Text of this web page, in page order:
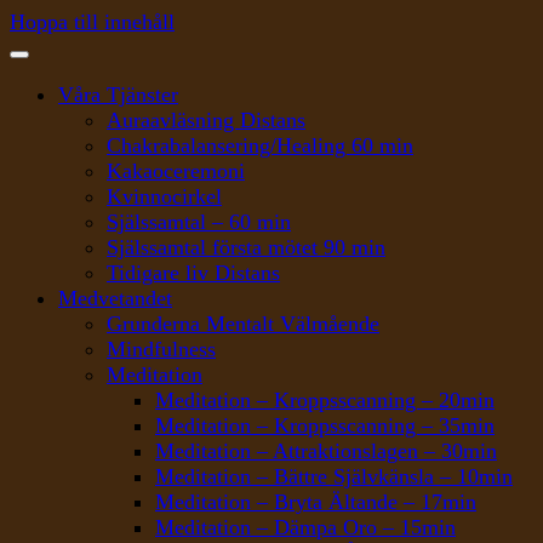
Hoppa till innehåll
Våra Tjänster
Auraavläsning Distans
Chakrabalansering/Healing 60 min
Kakaoceremoni
Kvinnocirkel
Själssamtal – 60 min
Själssamtal första mötet 90 min
Tidigare liv Distans
Medvetandet
Grunderna Mentalt Välmående
Mindfulness
Meditation
Meditation – Kroppsscanning – 20min
Meditation – Kroppsscanning – 35min
Meditation – Attraktionslagen – 30min
Meditation – Bättre Självkänsla – 10min
Meditation – Bryta Ältande – 17min
Meditation – Dämpa Oro – 15min